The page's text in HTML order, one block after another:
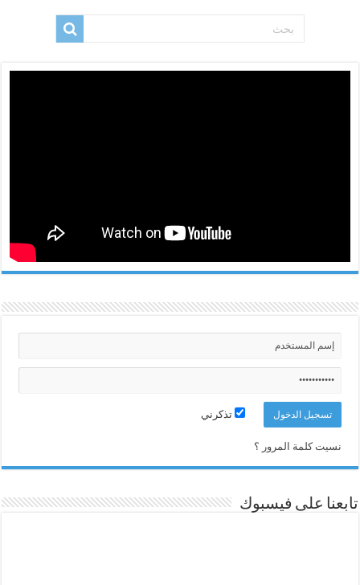
تذكرني
نسيت كلمة المرور ؟
تابعنا على فيسبوك